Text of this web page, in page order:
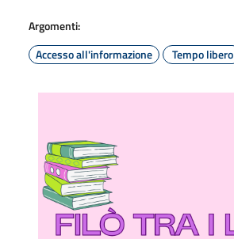
Argomenti:
Accesso all'informazione
Tempo libero